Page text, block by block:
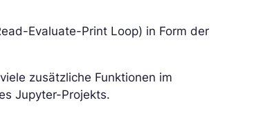
Evaluate-Print Loop) in Form der
zusätzliche Funktionen im
Jupyter-Projekts.